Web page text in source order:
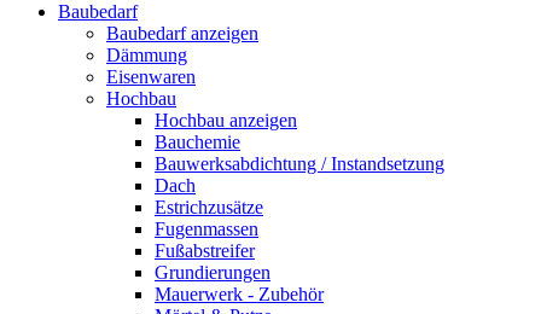
Baubedarf
Baubedarf anzeigen
Dämmung
Eisenwaren
Hochbau
Hochbau anzeigen
Bauchemie
Bauwerksabdichtung / Instandsetzung
Dach
Estrichzusätze
Fugenmassen
Fußabstreifer
Grundierungen
Mauerwerk - Zubehör